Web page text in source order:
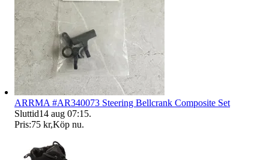
ARRMA #AR340073 Steering Bellcrank Composite Set
Sluttid14 aug 07:15.
Pris:75 kr,Köp nu.